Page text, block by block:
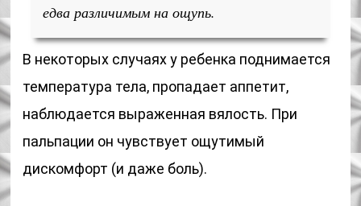
едва различимым на ощупь.
В некоторых случаях у ребенка поднимается
температура тела, пропадает аппетит,
наблюдается выраженная вялость. При
пальпации он чувствует ощутимый
дискомфорт (и даже боль).